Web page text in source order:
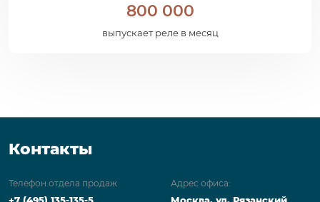
800 000
выпускает реле в месяц
Контакты
Телефон отдела продаж Адрес офиса: